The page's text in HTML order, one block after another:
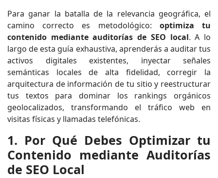
Para ganar la batalla de la relevancia geográfica, el
camino correcto es metodológico: optimiza tu
contenido mediante auditorías de SEO local. A lo
largo de esta guía exhaustiva, aprenderás a auditar tus
activos digitales existentes, inyectar señales
semánticas locales de alta fidelidad, corregir la
arquitectura de información de tu sitio y reestructurar
tus textos para dominar los rankings orgánicos
geolocalizados, transformando el tráfico web en
visitas físicas y llamadas telefónicas.
1. Por Qué Debes Optimizar tu
Contenido mediante Auditorías
de SEO Local